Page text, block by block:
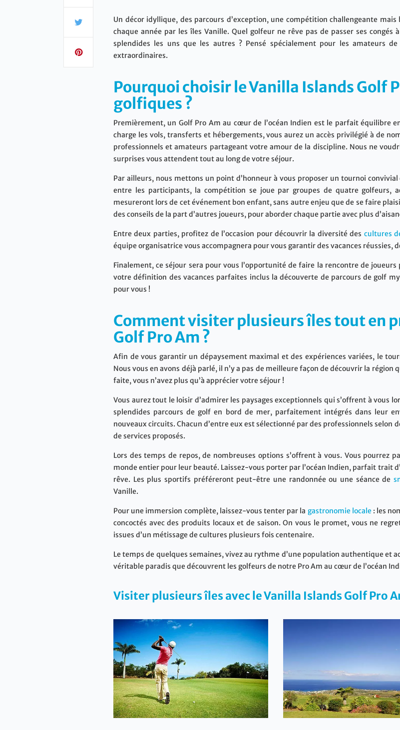
Un décor idyllique, des parcours d’exception, une compétition challengeante
chaque année par les îles Vanille. Quel golfeur ne rêve pas de passer ses
splendides les uns que les autres ? Pensé spécialement pour les amateurs
extraordinaires.
Pourquoi choisir le Vanilla Islands Golf
golfiques ?
Premièrement, un Golf Pro Am au cœur de l’océan Indien est le parfait équilibre
charge les vols, transferts et hébergements, vous aurez un accès privilégié à de
professionnels et amateurs partageant votre amour de la discipline. Nous ne
surprises vous attendent tout au long de votre séjour.
Par ailleurs, nous mettons un point d’honneur à vous proposer un tournoi
entre les participants, la compétition se joue par groupes de quatre golfeurs,
mesureront lors de cet événement bon enfant, sans autre enjeu que de se faire
des conseils de la part d’autres joueurs, pour aborder chaque partie avec plus
Entre deux parties, profitez de l’occasion pour découvrir la diversité des cultures
équipe organisatrice vous accompagnera pour vous garantir des vacances réussies,
Finalement, ce séjour sera pour vous l’opportunité de faire la rencontre de
votre définition des vacances parfaites inclus la découverte de parcours de golf
pour vous !
Comment visiter plusieurs îles tout en
Golf Pro Am ?
Afin de vous garantir un dépaysement maximal et des expériences variées, le
Nous vous en avons déjà parlé, il n’y a pas de meilleure façon de découvrir la région
faite, vous n’avez plus qu’à apprécier votre séjour !
Vous aurez tout le loisir d’admirer les paysages exceptionnels qui s’offrent à vous
splendides parcours de golf en bord de mer, parfaitement intégrés dans leur
nouveaux circuits. Chacun d’entre eux est sélectionné par des professionnels selon
de services proposés.
Lors des temps de repos, de nombreuses options s’offrent à vous. Vous pourrez
monde entier pour leur beauté. Laissez-vous porter par l’océan Indien, parfait trait
rêve. Les plus sportifs préféreront peut-être une randonnée ou une séance de
Vanille.
Pour une immersion complète, laissez-vous tenter par la gastronomie locale: les
concoctés avec des produits locaux et de saison. On vous le promet, vous ne
issues d’un métissage de cultures plusieurs fois centenaire.
Le temps de quelques semaines, vivez au rythme d’une population authentique et
véritable paradis que découvrent les golfeurs de notre Pro Am au cœur de l’océan
Visiter plusieurs îles avec le Vanilla Islands Golf Pro